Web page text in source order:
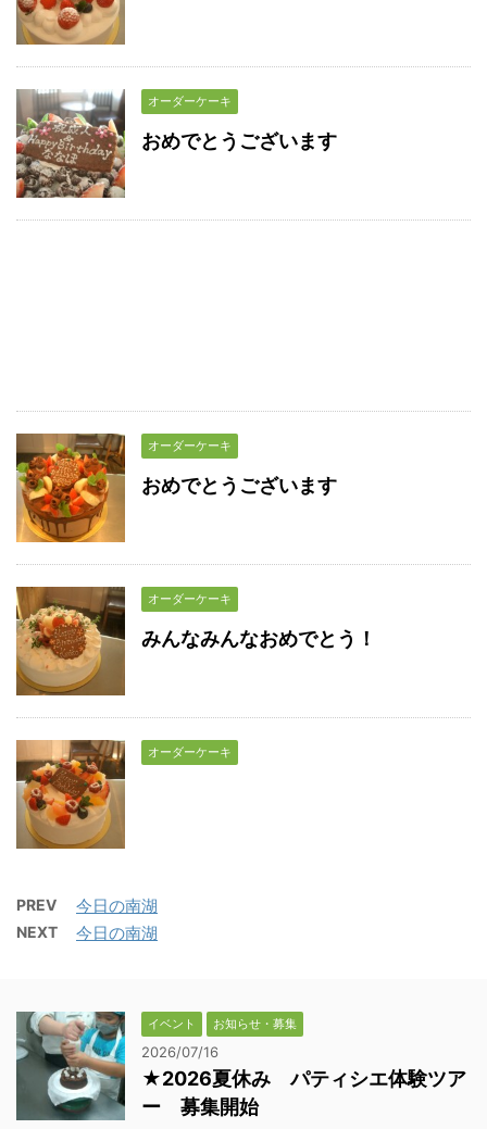
オーダーケーキ
おめでとうございます
オーダーケーキ
おめでとうございます
オーダーケーキ
みんなみんなおめでとう！
オーダーケーキ
PREV 今日の南湖
NEXT 今日の南湖
イベント お知らせ・募集
2026/07/16
★2026夏休み パティシエ体験ツア
ー 募集開始